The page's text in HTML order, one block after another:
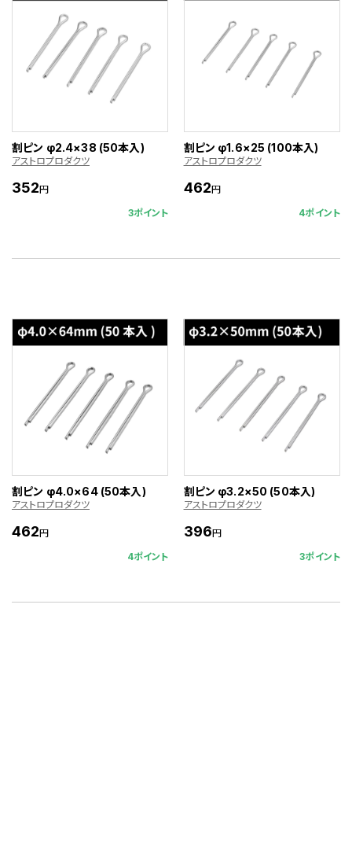
割ピン φ2.4×38 (50本入)
アストロプロダクツ
352円
3ポイント
割ピン φ1.6×25 (100本入)
アストロプロダクツ
462円
4ポイント
割ピン φ4.0×64 (50本入)
アストロプロダクツ
462円
4ポイント
割ピン φ3.2×50 (50本入)
アストロプロダクツ
396円
3ポイント